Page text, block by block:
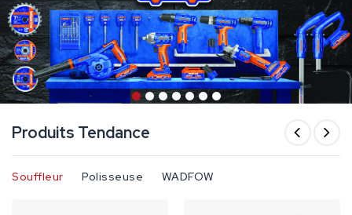
Produits Tendance
Souffleur Polisseuse WADFOW